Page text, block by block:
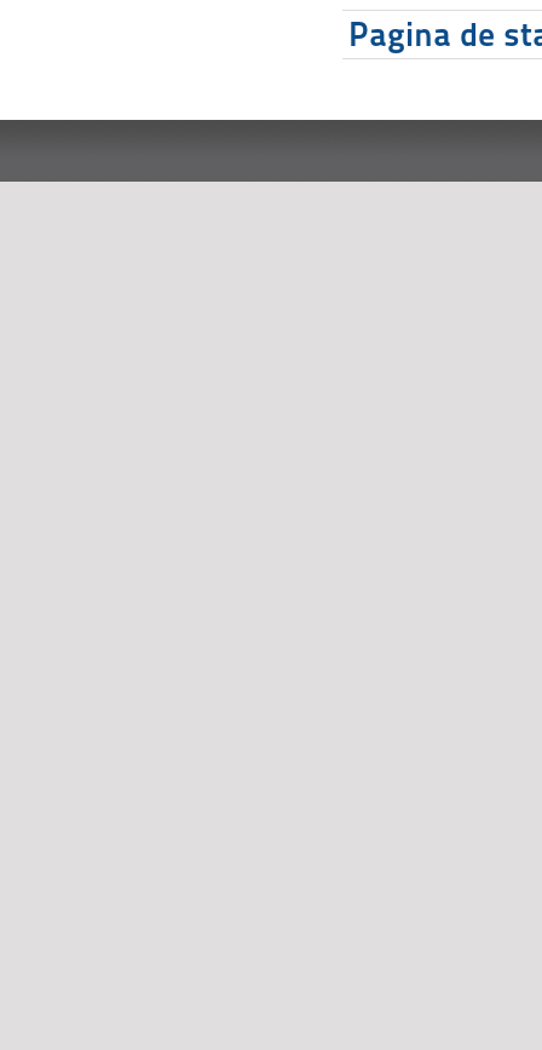
Pagina de